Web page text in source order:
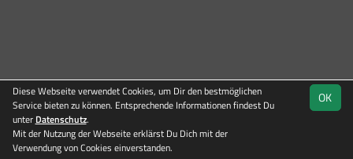
OK
Diese Webseite verwendet Cookies, um Dir den bestmöglichen
Service bieten zu können. Entsprechende Informationen findest Du
unter Datenschutz.
Mit der Nutzung der Webseite erklärst Du Dich mit der
Verwendung von Cookies einverstanden.